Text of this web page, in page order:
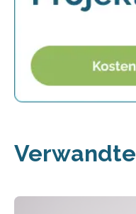
Verwandte